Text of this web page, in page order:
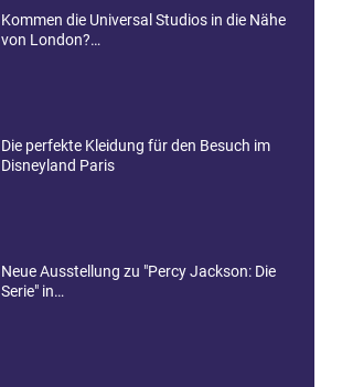
Kommen die Universal Studios in die Nähe
von London?…
Die perfekte Kleidung für den Besuch im
Disneyland Paris
Neue Ausstellung zu "Percy Jackson: Die
Serie" in…